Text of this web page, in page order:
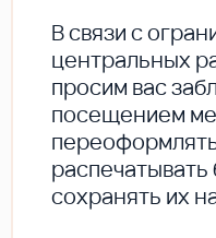
В cвязи с
центральных
просим вас
посещением
распечатывать
сохранять их